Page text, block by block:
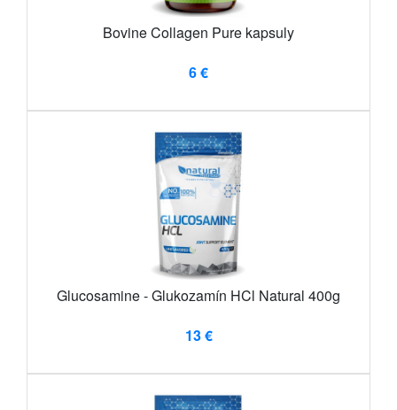
Bovine Collagen Pure kapsuly
6 €
Glucosamine - Glukozamín HCl Natural 400g
13 €